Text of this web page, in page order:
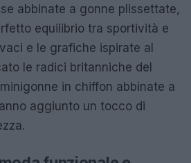
abbinate a gonne plissettate,
equilibrio tra sportività e
e le grafiche ispirate al
le radici britanniche del
in chiffon abbinate a
aggiunto un tocco di